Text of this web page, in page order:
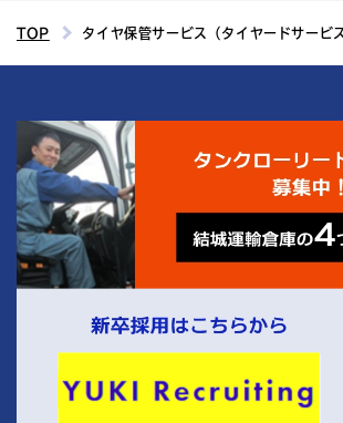
TOP タイヤ保管サービス（タイヤードサービス
結城運輸倉庫の4